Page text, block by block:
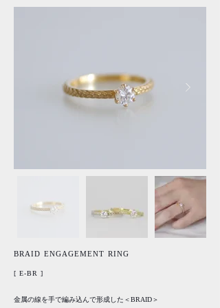
​BRAID ENGAGEMENT RING
​[ E-BR ]
金属の線を手で編み込んで形成した＜BRAID＞